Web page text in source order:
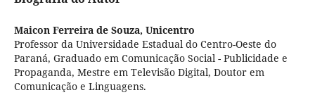
Maicon Ferreira de Souza, Unicentro
Professor da Universidade Estadual do Centro-Oeste do
Paraná, Graduado em Comunicação Social - Publicidade e
Propaganda, Mestre em Televisão Digital, Doutor em
Comunicação e Linguagens.